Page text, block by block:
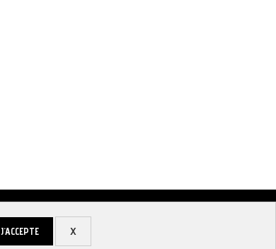
J'ACCEPTE X